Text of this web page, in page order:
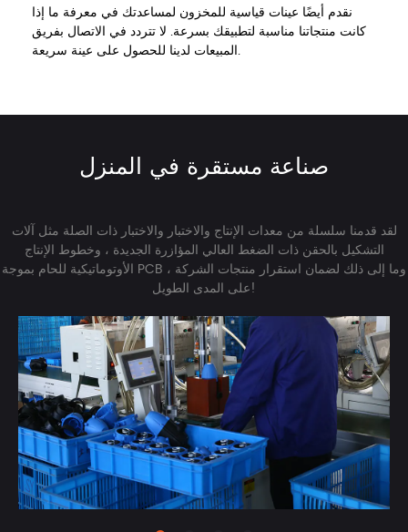
نقدم أيضًا عينات قياسية للمخزون لمساعدتك في معرفة ما إذا
كانت منتجاتنا مناسبة لتطبيقك بسرعة. لا تتردد في الاتصال بفريق
المبيعات لدينا للحصول على عينة سريعة.
صناعة مستقرة في المنزل
لقد قدمنا ​​سلسلة من معدات الإنتاج والاختبار والاختبار ذات الصلة مثل آلات
التشكيل بالحقن ذات الضغط العالي المؤازرة الجديدة ، وخطوط الإنتاج
الأوتوماتيكية للحام بموجة PCB ، وما إلى ذلك لضمان استقرار منتجات الشركة
على المدى الطويل!